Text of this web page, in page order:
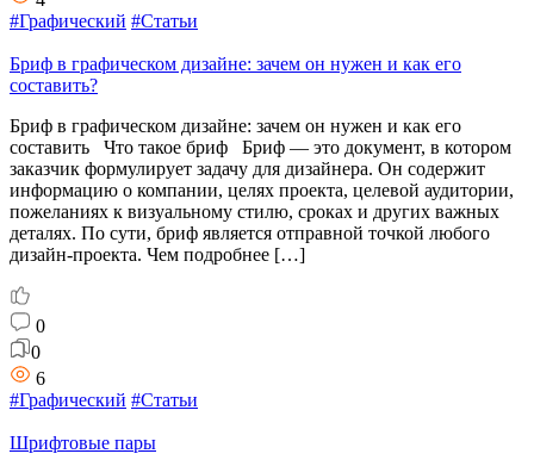
#Графический #Статьи
Бриф в графическом дизайне: зачем он нужен и как его
составить?
Бриф в графическом дизайне: зачем он нужен и как его
составить Что такое бриф Бриф — это документ, в котором
заказчик формулирует задачу для дизайнера. Он содержит
информацию о компании, целях проекта, целевой аудитории,
пожеланиях к визуальному стилю, сроках и других важных
деталях. По сути, бриф является отправной точкой любого
дизайн-проекта. Чем подробнее […]
0
0
6
#Графический #Статьи
Шрифтовые пары